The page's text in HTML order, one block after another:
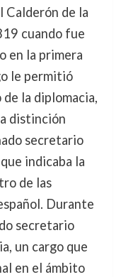
Calderón de la
cuando fue
en la primera
le permitió
la diplomacia,
distinción
secretario
indicaba la
de las
Durante
secretario
un cargo que
en el ámbito